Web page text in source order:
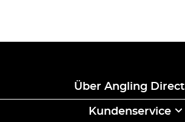
Über Angling Direct
Kundenservice